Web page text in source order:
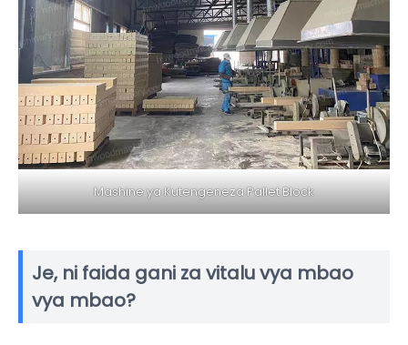
Mashine ya Kutengeneza Pallet Block
Je, ni faida gani za vitalu vya mbao
vya mbao?